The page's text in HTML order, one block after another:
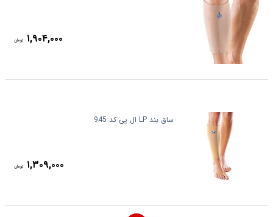
۱,۹۰۴,۰۰۰ تومان
ساق بند LP ال پی کد 945
۱,۳۰۹,۰۰۰ تومان